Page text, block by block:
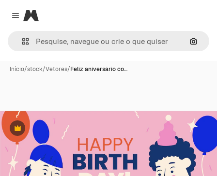
Close menu
Magnific
Início/stock/Vetores/Feliz aniversário co…
Premium